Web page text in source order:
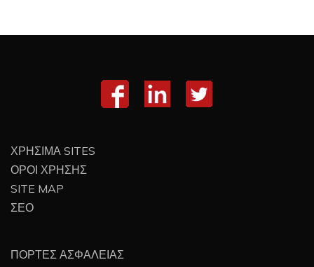
ΧΡΗΣΙΜΑ SITES
ΟΡΟΙ ΧΡΗΣΗΣ
SITE MAP
ΣΕΟ
ΠΟΡΤΕΣ ΑΣΦΑΛΕΙΑΣ